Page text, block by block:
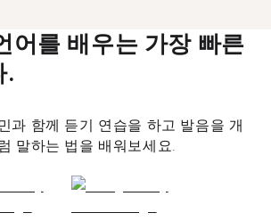
어를 배우는 가장 빠른
.
과 함께 듣기 연습을 하고 발음을 개
말하는 법을 배워보세요.